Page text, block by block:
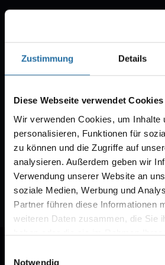
Zustimmung Details
Diese Webseite verwendet Cookies
Wir verwenden Cookies, um Inhalte
personalisieren, Funktionen für
zu können und die Zugriffe auf
analysieren. Außerdem geben wir
Verwendung unserer Website an
soziale Medien, Werbung und
Partner führen diese Informationen
weiteren Daten zusammen, die Sie
haben oder die sie im Rahmen
Notwendig
Ser notificado
Notificación VVK
Le enviaremos un correo
comience la venta de entradas